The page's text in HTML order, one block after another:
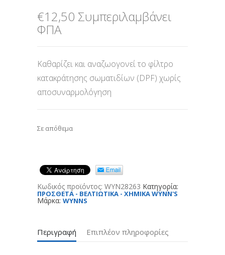
€12,50 Συμπεριλαμβάνει
ΦΠΑ
Καθαρίζει και αναζωογονεί το φίλτρο
κατακράτησης σωματιδίων (DPF) χωρίς
αποσυναρμολόγηση
Σε απόθεμα
Κωδικός προϊόντος: WYN28263 Κατηγορία:
ΠΡΟΣΘΕΤΑ - ΒΕΛΤΙΩΤΙΚΑ - ΧΗΜΙΚΑ WYNN'S
Μάρκα: WYNNS
Περιγραφή Επιπλέον πληροφορίες